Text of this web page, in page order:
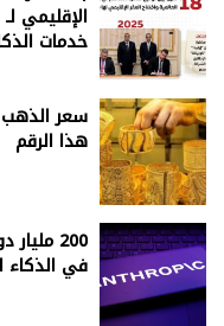
الإقليمي
خدمات
هذا الرقم
200
في الذكاء